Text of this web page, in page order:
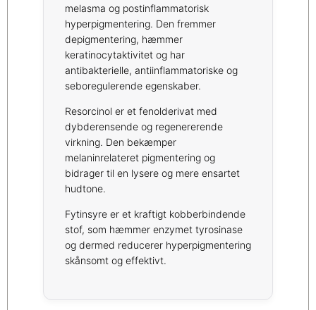
melasma og postinflammatorisk
hyperpigmentering. Den fremmer
depigmentering, hæmmer
keratinocytaktivitet og har
antibakterielle, antiinflammatoriske og
seboregulerende egenskaber.
Resorcinol er et fenolderivat med
dybderensende og regenererende
virkning. Den bekæmper
melaninrelateret pigmentering og
bidrager til en lysere og mere ensartet
hudtone.
Fytinsyre er et kraftigt kobberbindende
stof, som hæmmer enzymet tyrosinase
og dermed reducerer hyperpigmentering
skånsomt og effektivt.